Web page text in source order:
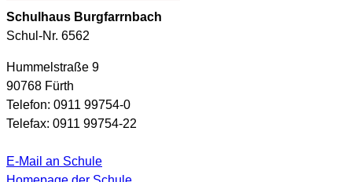
Schulhaus Burgfarrnbach
Schul-Nr. 6562
Hummelstraße 9
90768 Fürth
Telefon: 0911 99754-0
Telefax: 0911 99754-22
E-Mail an Schule